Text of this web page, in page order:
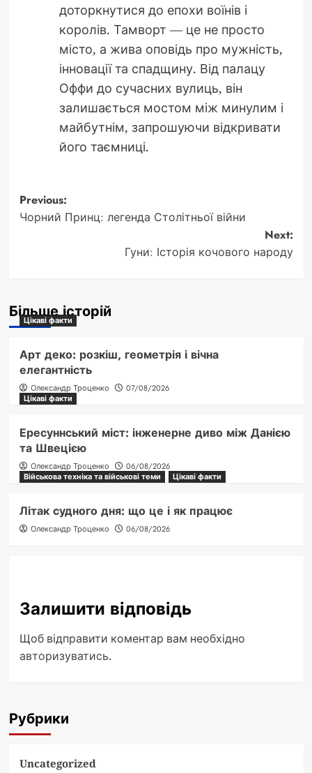
доторкнутися до епохи воїнів і
королів. Тамворт — це не просто
місто, а жива оповідь про мужність,
інновації та спадщину. Від палацу
Оффи до сучасних вулиць, він
залишається мостом між минулим і
майбутнім, запрошуючи відкривати
його таємниці.
Post
navigation
Previous:
Чорний Принц: легенда Столітньої війни
Next:
Гуни: Історія кочового народу
Більше історій
Цікаві факти
Арт деко: розкіш, геометрія і вічна
елегантність
Олександр Троценко
07/08/2026
Цікаві факти
Ересуннський міст: інженерне диво між Данією
та Швецією
Олександр Троценко
06/08/2026
Військова техніка та військові теми
Цікаві факти
Літак судного дня: що це і як працює
Олександр Троценко 06/08/2026
Залишити відповідь
Щоб відправити коментар вам необхідно
авторизуватись.
Рубрики
Uncategorized